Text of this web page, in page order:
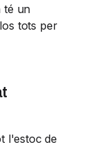
té un
tots per
l'estoc de